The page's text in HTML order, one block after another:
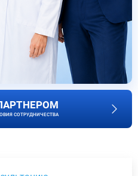
СОТРУДНИЧЕСТВА